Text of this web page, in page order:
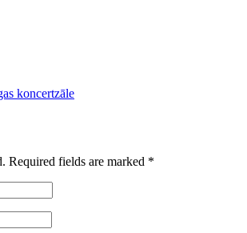
koncertzāle
Required fields are marked *